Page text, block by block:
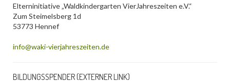
Elterninitiative „Waldkindergarten VierJahreszeiten e.V.“
Zum Steimelsberg 1d
53773 Hennef
info@waki-vierjahreszeiten.de
BILDUNGSSPENDER (EXTERNER LINK)